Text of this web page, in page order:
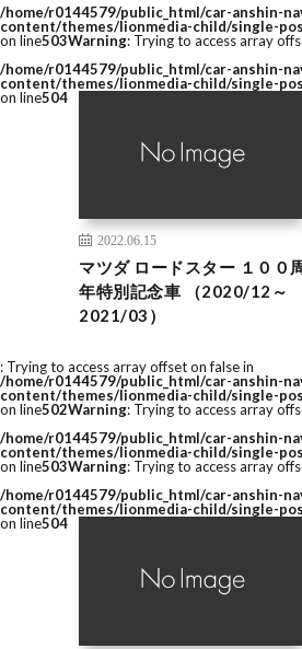
/home/r0144579/public_html/car-anshin-
content/themes/lionmedia-child/single-
on line503Warning: Trying to access array
/home/r0144579/public_html/car-anshin-
content/themes/lionmedia-child/single-
on line504
2022.06.15
マツダ ロードスター １００
年特別記念車 （2020/12～
2021/03）
: Trying to access array offset on false in
/home/r0144579/public_html/car-anshin-
content/themes/lionmedia-child/single-
on line502Warning: Trying to access array
/home/r0144579/public_html/car-anshin-
content/themes/lionmedia-child/single-
on line503Warning: Trying to access array
/home/r0144579/public_html/car-anshin-
content/themes/lionmedia-child/single-
on line504